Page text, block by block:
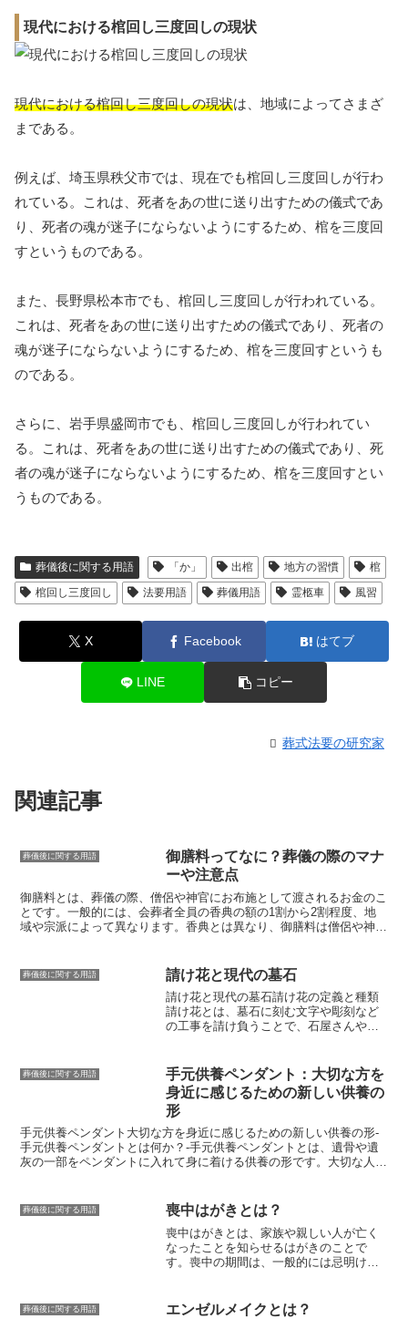
現代における棺回し三度回しの現状
現代における棺回し三度回しの現状は、地域によってさまざ
まである。
例えば、埼玉県秩父市では、現在でも棺回し三度回しが行わ
れている。これは、死者をあの世に送り出すための儀式であ
り、死者の魂が迷子にならないようにするため、棺を三度回
すというものである。
また、長野県松本市でも、棺回し三度回しが行われている。
これは、死者をあの世に送り出すための儀式であり、死者の
魂が迷子にならないようにするため、棺を三度回すというも
のである。
さらに、岩手県盛岡市でも、棺回し三度回しが行われてい
る。これは、死者をあの世に送り出すための儀式であり、死
者の魂が迷子にならないようにするため、棺を三度回すとい
うものである。
葬儀後に関する用語 「か」 出棺 地方の習慣
棺
棺回し三度回し
法要用語 葬儀用語 霊柩車 風習
X Facebook はてブ
LINE コピー
葬式法要の研究家
関連記事
葬儀後に関する用語
御膳料ってなに？葬儀の際のマナ
ーや注意点
御膳料とは、葬儀の際、僧侶や神官にお布施として渡されるお金のこ
とです。一般的には、会葬者全員の香典の額の1割から2割程度、地
域や宗派によって異なります 。香典とは異なり、御膳料は僧侶や神官
を渡す際には、
一万円、五千円、三千円などの新札を用意しましょ
う。お札を袱紗（ふくさ）に包んで 、僧侶や神官に手渡します。袱紗
は、喪服の左胸に入れるか、帯に挟んでおくと良いでしょう。御膳料
「お布施です」と一言添えて、僧侶や神官に手渡しま
す。僧侶や神官がお布施を受け取ったら、「ありがとうございます」
葬儀後に関する用語 請け花と現代の墓石
請け花と現代の墓石請け花の定義と種類
請け花とは、墓石に刻む文字や彫刻など
の工事を請け負うことで、石屋さんや彫
刻これは、墓石に故人の名前や戒名など
を彫刻することです。最も一般的な請け
花で、石屋さんや彫刻屋さんが専用の機
械を使って彫刻を行います。2. 墓石の建
立これは、墓石を新しく設置することで
す。石屋さんが墓石を製作し、墓地に設
置します。3. 墓石のクリーニングこれ
は、墓石を掃除することです。石屋さん
きれいにします。請け花は、墓石を建立
したり、維持したりする上で重要な役割
を果たしています。石屋さんに請け花を
依頼することで、故人の思い出をいつま
でも残すことができます。
葬儀後に関する用語
手元供養ペンダント：大切な方を
身近に感じるための新しい供養の
形
手元供養ペンダント大切な方を身近に感じるための新しい供養の形-
手元供養ペンダントとは何か？-手元供養ペンダントとは、遺骨や遺
灰の一部をペンダントに入れて身に着ける供養の形です。 大切な人を
な感覚を得ることができます。手元供養ペンダントは、さまざまなデ
ザインや素材で作られています。シンプルなものから、故人が好きだ
ったモチーフをあしらったものまで、幅広くあります。お気に入りの
デザインや素材を選ぶことで、故人をより身近に感じることができる
でしょう。手元供養ペンダントを身に着けることで、故人をいつでも
けることで、故人への想いをより強くすることができます。故人を失
葬儀後に関する用語 喪中はがきとは？
喪中はがきとは、家族や親しい人が亡く
なったことを知らせるはがきのことで
す。喪中の期間は、一般的には忌明けの
は、忌明けの日から数えて50日前から12
葬儀後に関する用語 エンゼルメイクとは？